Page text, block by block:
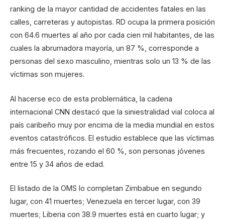
ranking de la mayor cantidad de accidentes fatales en las
calles, carreteras y autopistas. RD ocupa la primera posición
con 64.6 muertes al año por cada cien mil habitantes, de las
cuales la abrumadora mayoría, un 87 %, corresponde a
personas del sexo masculino, mientras solo un 13 % de las
víctimas son mujeres.
Al hacerse eco de esta problemática, la cadena
internacional CNN destacó que la siniestralidad vial coloca al
país caribeño muy por encima de la media mundial en estos
eventos catastróficos. El estudio establece que las víctimas
más frecuentes, rozando el 60 %, son personas jóvenes
entre 15 y 34 años de edad.
El listado de la OMS lo completan Zimbabue en segundo
lugar, con 41 muertes; Venezuela en tercer lugar, con 39
muertes; Liberia con 38.9 muertes está en cuarto lugar; y